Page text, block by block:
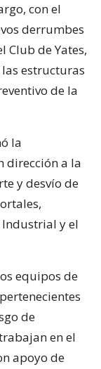
con el
derrumbes
Club de Yates,
estructuras
de la
la
dirección a la
y desvío de
y el
equipos de
de
en el
apoyo de